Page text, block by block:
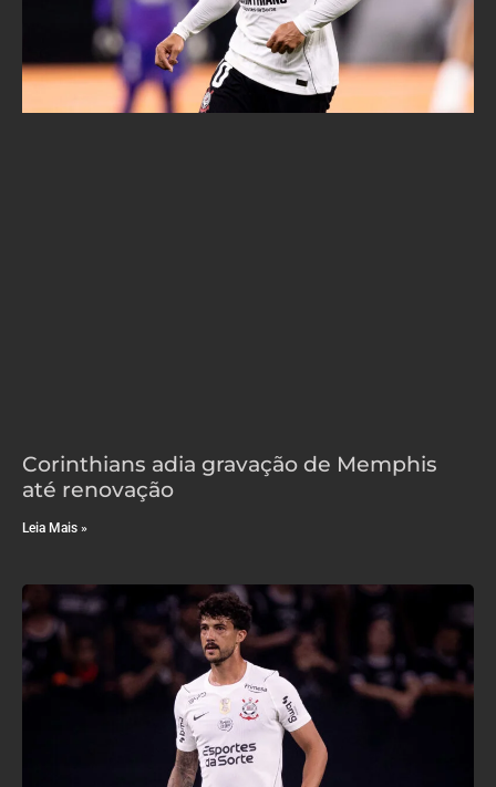
Corinthians adia gravação de Memphis
até renovação
Leia Mais »